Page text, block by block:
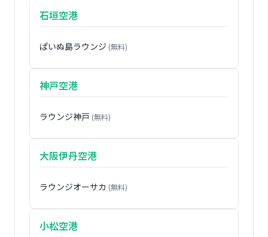
石垣空港
ぱいぬ島ラウンジ (無料)
神戸空港
ラウンジ神戸 (無料)
大阪伊丹空港
ラウンジオーサカ (無料)
小松空港